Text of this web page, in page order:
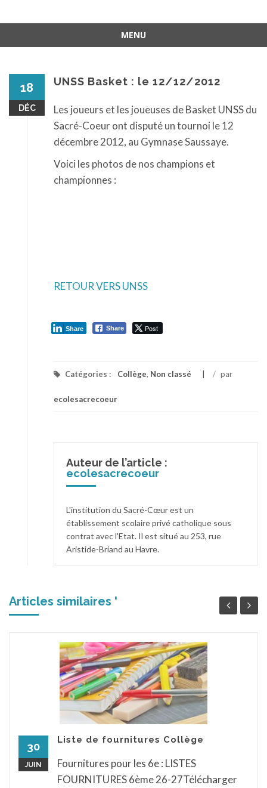
MENU
18
DÉC
UNSS Basket : le 12/12/2012
Les joueurs et les joueuses de Basket UNSS du
Sacré-Coeur ont disputé un tournoi le 12
décembre 2012, au Gymnase Saussaye.
Voici les photos de nos champions et
championnes :
RETOUR VERS UNSS
Share Post
Share
Catégories : Collège, Non classé / par
ecolesacrecoeur
Auteur de l’article :
ecolesacrecoeur
L'institution du Sacré-Cœur est un
établissement scolaire privé catholique sous
contrat avec l'Etat. Il est situé au 253, rue
Aristide-Briand au Havre.
Articles similaires '
30
JUIN
Liste de fournitures Collège
Fournitures pour les 6e : LISTES
FOURNITURES 6ème 26-27Télécharger